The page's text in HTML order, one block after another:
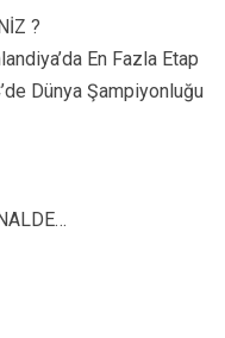
?
En Fazla Etap
Dünya Şampiyonluğu